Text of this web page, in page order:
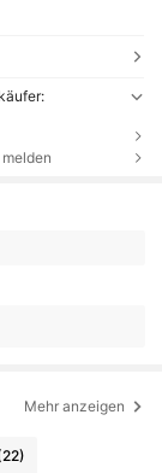
Mehr anzeigen